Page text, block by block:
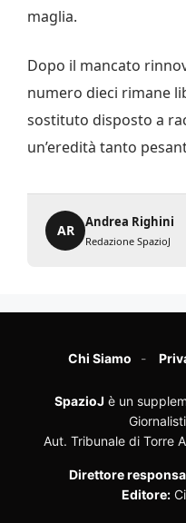
maglia.
Dopo il mancato
numero dieci rimane
sostituto disposto a
un’eredità tanto
AR
Andrea Righini
Redazione SpazioJ
Chi Siamo
SpazioJ è un
Aut. Tribunale di Torre
Direttore
Editore: